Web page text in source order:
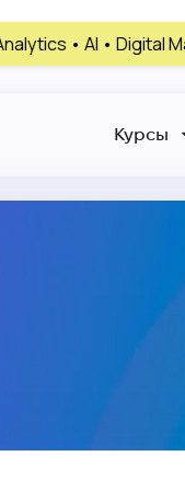
Digital Marketing • HR
Курсы